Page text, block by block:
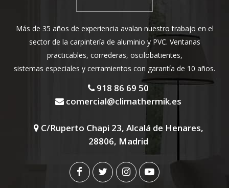
Más de 35 años de experiencia avalan nuestro trabajo en el
sector de la carpintería de aluminio y PVC. Ventanas
practicables, correderas, oscilobatientes,
sistemas especiales y cerramientos con garantía de 10 años.
918 86 69 50
comercial@climathermik.es
C/Ruperto Chapi 23, Alcalá de Henares,
28806, Madrid